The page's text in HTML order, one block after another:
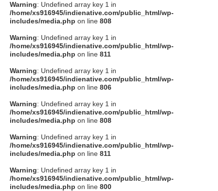
ト情報
アーティスト
ション
ト
クト
SOCIAL
Warning: Undefined array key 1 in
/home/xs916945/indienative.com/public_html/wp-
includes/media.php on line 808
Warning: Undefined array key 1 in
/home/xs916945/indienative.com/public_html/wp-
includes/media.php on line 811
Warning: Undefined array key 1 in
/home/xs916945/indienative.com/public_html/wp-
includes/media.php on line 806
Warning: Undefined array key 1 in
/home/xs916945/indienative.com/public_html/wp-
includes/media.php on line 808
Warning: Undefined array key 1 in
/home/xs916945/indienative.com/public_html/wp-
includes/media.php on line 811
Warning: Undefined array key 1 in
/home/xs916945/indienative.com/public_html/wp-
includes/media.php on line 800